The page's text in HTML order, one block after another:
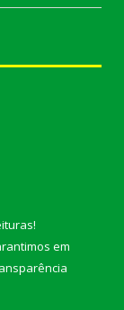
!
em